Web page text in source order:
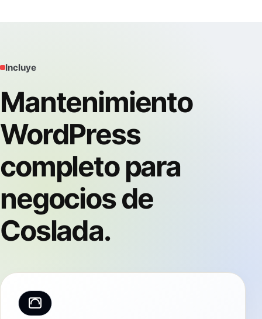
Incluye
Mantenimiento
WordPress
completo para
negocios de
Coslada.